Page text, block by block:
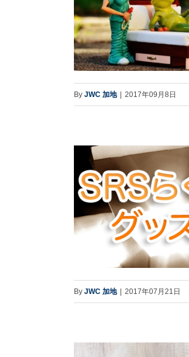
By JWC 加地 2017年09月8日
By JWC 加地 2017年07月21日